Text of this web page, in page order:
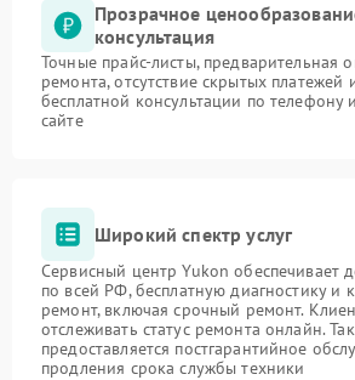
Прозрачное
консультация
Точные прайс-листы, предварительная
ремонта, отсутствие скрытых платежей
бесплатной консультации по телефону
сайте
Широкий спектр услуг
Сервисный центр Yukon обеспечивает
по всей РФ, бесплатную диагностику и
ремонт, включая срочный ремонт.
отслеживать статус ремонта онлайн.
предоставляется постгарантийное
продления срока службы техники